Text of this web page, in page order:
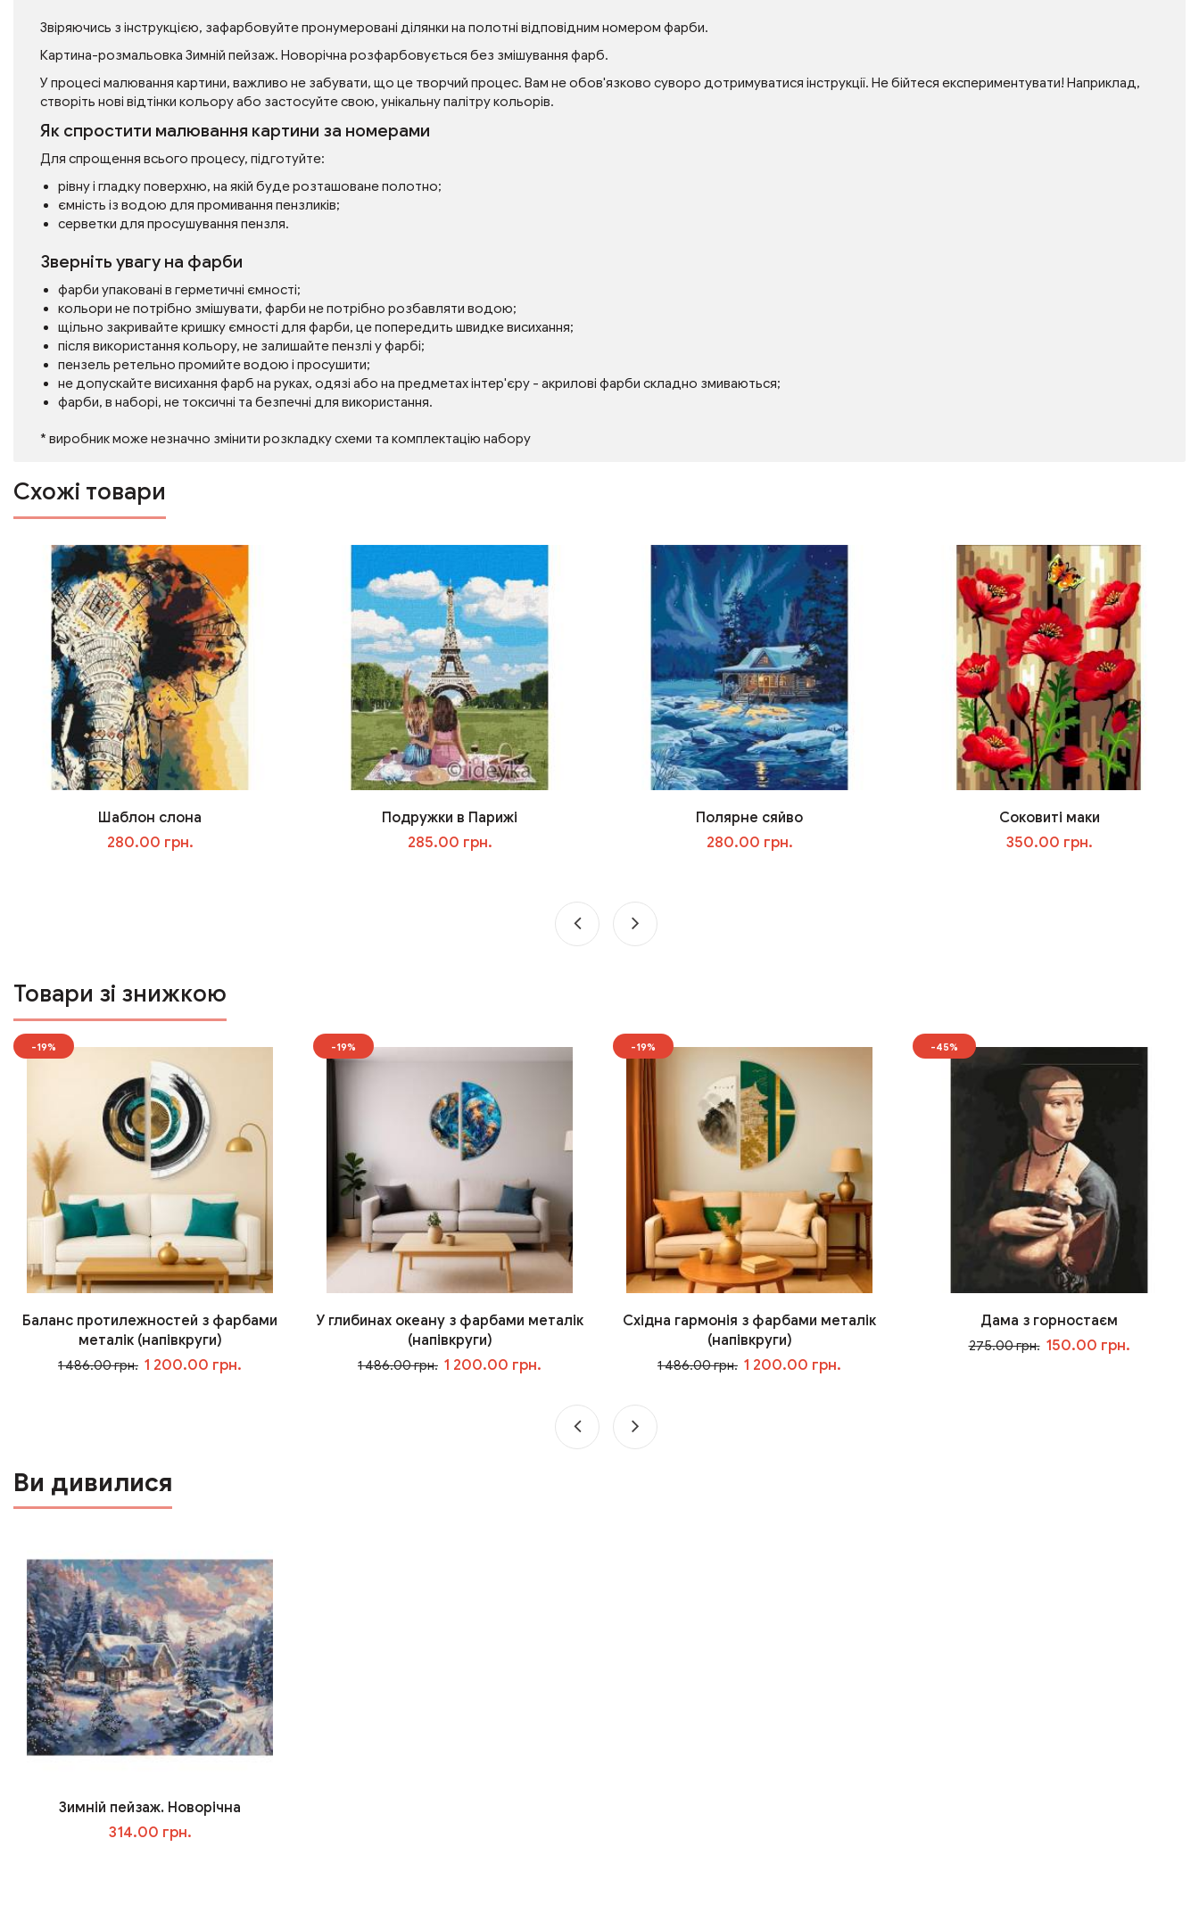
Звіряючись з інструкцією, зафарбовуйте пронумеровані ділянки на полотні відповідним номером фарби.
Картина-розмальовка Зимній пейзаж. Новорічна розфарбовується без змішування фарб.
У процесі малювання картини, важливо не забувати, що це творчий процес. Вам не обов'язково суворо дотримуватися інструкції. Не бійтеся експериментувати! Наприклад,
створіть нові відтінки кольору або застосуйте свою, унікальну палітру кольорів.
Як спростити малювання картини за номерами
Для спрощення всього процесу, підготуйте:
рівну і гладку поверхню, на якій буде розташоване полотно;
ємність із водою для промивання пензликів;
серветки для просушування пензля.
Зверніть увагу на фарби
фарби упаковані в герметичні ємності;
кольори не потрібно змішувати, фарби не потрібно розбавляти водою;
щільно закривайте кришку ємності для фарби, це попередить швидке висихання;
після використання кольору, не залишайте пензлі у фарбі;
пензель ретельно промийте водою і просушити;
не допускайте висихання фарб на руках, одязі або на предметах інтер'єру - акрилові фарби складно змиваються;
фарби, в наборі, не токсичні та безпечні для використання.
* виробник може незначно змінити розкладку схеми та комплектацію набору
Схожі товари
Шаблон слона
280.00 грн.
Подружки в Парижі
285.00 грн.
Полярне сяйво
280.00 грн.
Соковиті маки
350.00 грн.
Товари зі знижкою
-19%
Баланс протилежностей з фарбами
металік (напівкруги)
1 486.00 грн. 1 200.00 грн.
-19%
У глибинах океану з фарбами металік
(напівкруги)
1 486.00 грн. 1 200.00 грн.
-19%
Східна гармонія з фарбами металік
(напівкруги)
1 486.00 грн. 1 200.00 грн.
-45%
Дама з горностаєм
275.00 грн. 150.00 грн.
Ви дивилися
Зимній пейзаж. Новорічна
314.00 грн.